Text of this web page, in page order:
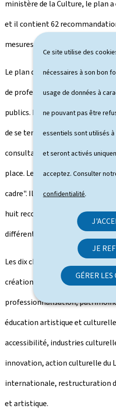
Ce site utilise des
nécessaires à son bon
usage de données à
ne pouvant pas être
essentiels sont utilisés
et seront activés
acceptez. Consulter
confidentialité.
JE
GÉRER LES
ministère de la Culture, le plan
et il contient 62
mesures.
Le plan de développement
de professionnels
publics. Néanmoins, la volonté
de se tenir aux revendications
consultations participatives est
place. Le
cadre". Il contient un chapitre
huit recommandations
différentes propositions.
Les dix chapitres du plan
création, valorisation du travail
professionnalisation,
éducation artistique et
accessibilité, industries
innovation, action culturelle du
internationale, restructuration
et artistique.